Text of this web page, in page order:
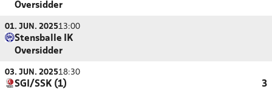
Oversidder
01. JUN. 202513:00
Stensballe IK
Oversidder
03. JUN. 202518:30
SGI/SSK (1)
3